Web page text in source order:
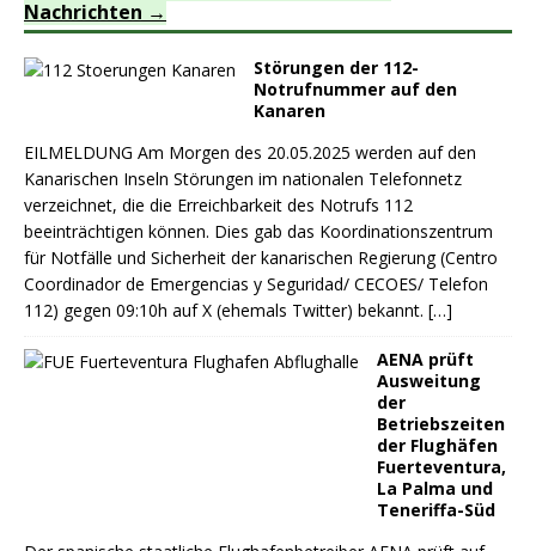
Nachrichten
Störungen der 112-
Notrufnummer auf den
Kanaren
EILMELDUNG Am Morgen des 20.05.2025 werden auf den
Kanarischen Inseln Störungen im nationalen Telefonnetz
verzeichnet, die die Erreichbarkeit des Notrufs 112
beeinträchtigen können. Dies gab das Koordinationszentrum
für Notfälle und Sicherheit der kanarischen Regierung (Centro
Coordinador de Emergencias y Seguridad/ CECOES/ Telefon
112) gegen 09:10h auf X (ehemals Twitter) bekannt. […]
AENA prüft
Ausweitung
der
Betriebszeiten
der Flughäfen
Fuerteventura,
La Palma und
Teneriffa-Süd